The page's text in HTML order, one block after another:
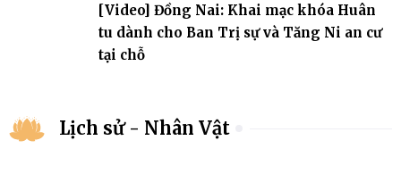
[Video] Đồng Nai: Khai mạc khóa Huân
tu dành cho Ban Trị sự và Tăng Ni an cư
tại chỗ
Lịch sử - Nhân Vật